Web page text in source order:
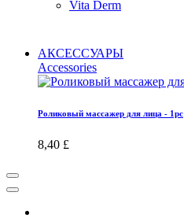
Vita Derm
АКСЕССУАРЫ
Accessories
Роликовый массажер для лица - 1pc
8,40 £